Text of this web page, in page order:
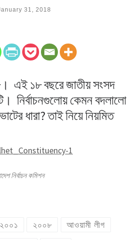
31, 2018
এই ১৮ বছরে জাতীয় সংসদ
নির্বাচনগুলোয় কেমন বদলালো
ধারা? তাই নিয়ে নিয়মিত
নির্বাচন কমিশন
২০০১ ২০০৮ আওয়ামী লীগ